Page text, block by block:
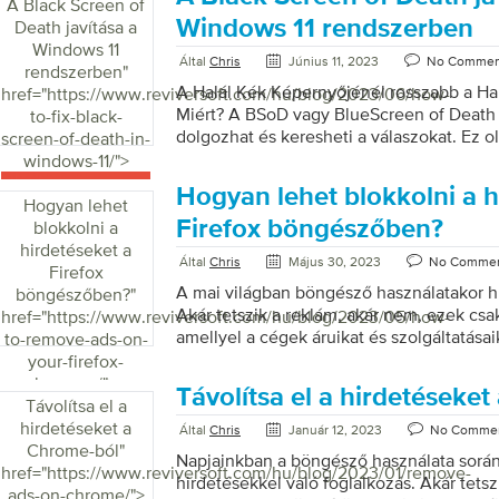
használhatnak. Kétféle süti létezik: Az
cookie-k azok, amelyeket az Ön által
URL megjelenik a címsávban. A
k más webhelyek által beállított cookie-
meglátogatott webhelyek
A Black Screen of
Death javítása a
Windows 11
rendszerben"
href="https://www.reviversoft.com/hu/blog/2023/06/how-
to-fix-black-
screen-of-death-in-
windows-11/">
Windows 11 rendszerben
Által Chris Június 11, 2023 No
A Halál Kék Képernyőjénél rosszabb a
Miért? A BSoD vagy BlueScreen of
dolgozhat és keresheti a válaszokat. Ez
hol kapjon fényt. Ma néhány egyszerű
Íme néhány megoldás, amellyel
problémát. 1. lépés: Indítsa újra a
népszerű javítás, amellyel a legtöbb, ha
megoldható. Lehet, hogy a
levegőjére van szüksége. Talán ez a
Hogyan lehet
blokkolni a
hirdetéseket a
Firefox
böngészőben?"
href="https://www.reviversoft.com/hu/blog/2023/05/how-
to-remove-ads-on-
your-firefox-
browser/">
Hogyan lehet blokkolni a
Firefox böngészőben?
Által Chris Május 30, 2023 No
A mai világban böngésző használatakor
Akár tetszik a reklám, akár nem, ezek
amellyel a cégek áruikat és
hirdetéseket a Mozilla Firefoxban.
hirdetések, amelyek tolakodóak,
Firefox böngésző használatakor. Ezek a
hirdetéseltávolító segít blokkolni ezeket
kövesse az alábbi utasításokat az
Távolítsa el a
hirdetéseket a
Chrome-ból"
href="https://www.reviversoft.com/hu/blog/2023/01/remove-
ads-on-chrome/">
Távolítsa el a hirdetéseket
Által Chris Január 12, 2023 No
Napjainkban a böngésző használata
hirdetésekkel való foglalkozás. Akár